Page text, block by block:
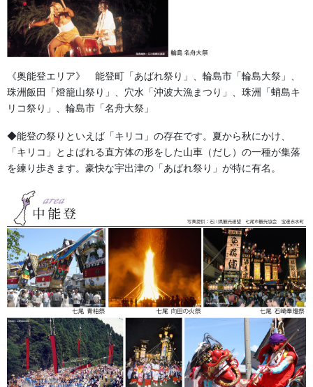
《奥能登エリア》 能登町「あばれ祭り」、輪島市「輪島大祭」、
珠洲飯田「燈籠山祭り」、穴水「沖波大漁まつり」、珠洲「蛸島キ
リコ祭り」、輪島市「名舟大祭」
◆能登の祭りといえば「キリコ」の存在です。夏から秋にかけ、
「キリコ」とよばれる直方体の形をした山車（だし）の一種が集落
を練り歩きます。豪快な宇出津の「あばれ祭り」が特に有名。